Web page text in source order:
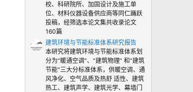
校、科研院所、加固设计及施工单
位、材料仪器设备供应商等同仁踊跃
投稿，经筛选本论文集共收录论文
160篇
建筑环境与节能标准体系研究报告
本研究将建筑环境与节能标准体系划
分为“暖通空调”、“建筑物理” 和“建筑
节能”三大分标准体系，供暖空调、通
风净化、空气品质及热舒 适性、建筑
热工、建筑声学、建筑光学、幕墙门